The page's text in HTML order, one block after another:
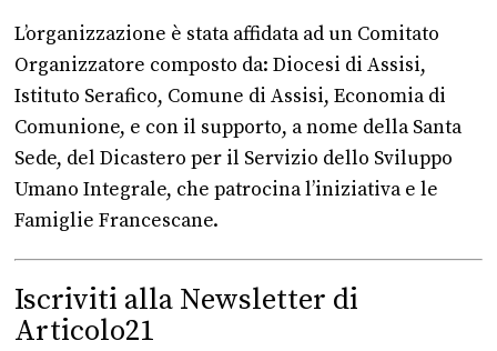
L’organizzazione è stata affidata ad un Comitato
Organizzatore composto da: Diocesi di Assisi,
Istituto Serafico, Comune di Assisi, Economia di
Comunione, e con il supporto, a nome della Santa
Sede, del Dicastero per il Servizio dello Sviluppo
Umano Integrale, che patrocina l’iniziativa e le
Famiglie Francescane.
Iscriviti alla Newsletter di
Articolo21